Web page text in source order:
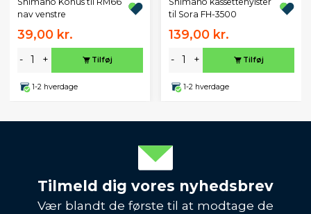
nav venstre
39,00 kr.
- + Tilføj
1-2 hverdage
til Sora FH-3500
139,00 kr.
- + Tilføj
1-2 hverdage
Tilmeld dig vores nyhedsbrev
Vær blandt de første til at modtage de